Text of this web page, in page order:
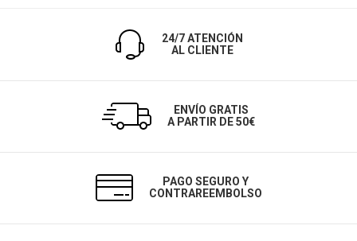
24/7 ATENCIÓN
AL CLIENTE
ENVÍO GRATIS
A PARTIR DE 50€
PAGO SEGURO Y
CONTRAREEMBOLSO